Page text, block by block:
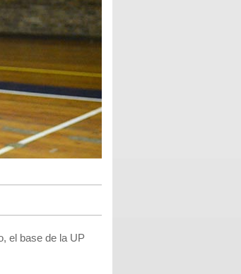
el base de la UP